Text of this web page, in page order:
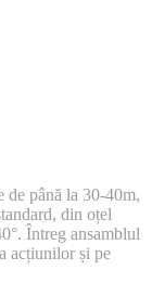
de până la 30-40m,
din oțel
Întreg ansamblul
acțiunilor și pe